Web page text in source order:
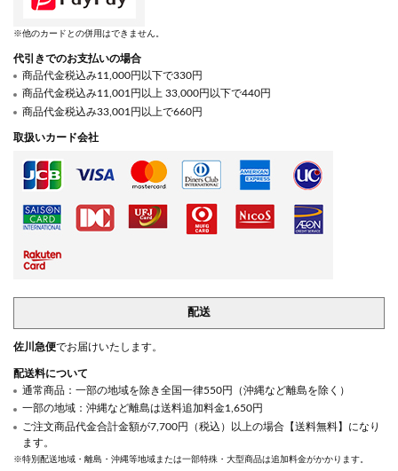
※他のカードとの併用はできません。
代引きでのお支払いの場合
商品代金税込み11,000円以下で330円
商品代金税込み11,001円以上 33,000円以下で440円
商品代金税込み33,001円以上で660円
取扱いカード会社
配送
佐川急便でお届けいたします。
配送料について
通常商品：一部の地域を除き全国一律550円（沖縄など離島を除く）
一部の地域：沖縄など離島は送料追加料金1,650円
ご注文商品代金合計金額が7,700円（税込）以上の場合【送料無料】になり
ます。
※特別配送地域・離島・沖縄等地域または一部特殊・大型商品は追加料金がかかります。